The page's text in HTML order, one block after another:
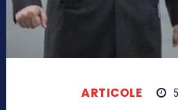
ARTICOLE 5